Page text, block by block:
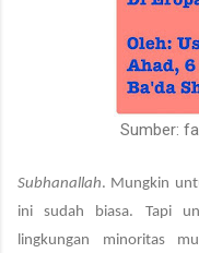
Sumber:
Subhanallah. Mungkin
ini sudah biasa. Tapi
lingkungan minoritas